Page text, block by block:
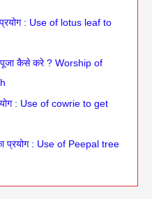
: Use of lotus leaf to
पूजा कैसे करे ? Worship of
: Use of cowrie to get
प्रयोग : Use of Peepal tree